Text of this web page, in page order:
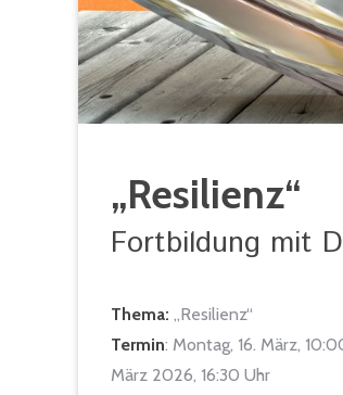
„Resilienz“
Fortbildung mit
Thema: „Resilienz“
Termin: Montag, 16. März,
März 2026, 16:30 Uhr